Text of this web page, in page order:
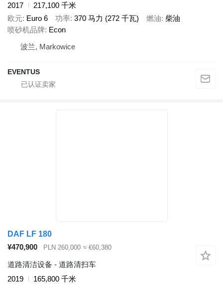
2017
217,100 千米
欧元 Euro 6 功率 370 马力 (272 千瓦) 燃油 柴油
喷砂机品牌 Econ
波兰, Markowice
EVENTUS
DAF LF 180
¥470,900
PLN 260,000 ≈ €60,380
道路清洁设备 - 道路清扫车
2019
165,800 千米